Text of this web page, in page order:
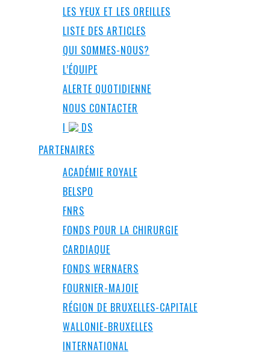
LES YEUX ET LES OREILLES
LISTE DES ARTICLES
QUI SOMMES-NOUS?
L’ÉQUIPE
ALERTE QUOTIDIENNE
NOUS CONTACTER
I
DS
PARTENAIRES
ACADÉMIE ROYALE
BELSPO
FNRS
FONDS POUR LA CHIRURGIE
CARDIAQUE
FONDS WERNAERS
FOURNIER-MAJOIE
RÉGION DE BRUXELLES-CAPITALE
WALLONIE-BRUXELLES
INTERNATIONAL